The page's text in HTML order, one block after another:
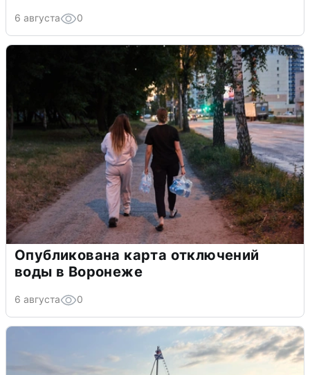
6 августа 0
Опубликована карта отключений
воды в Воронеже
6 августа 0